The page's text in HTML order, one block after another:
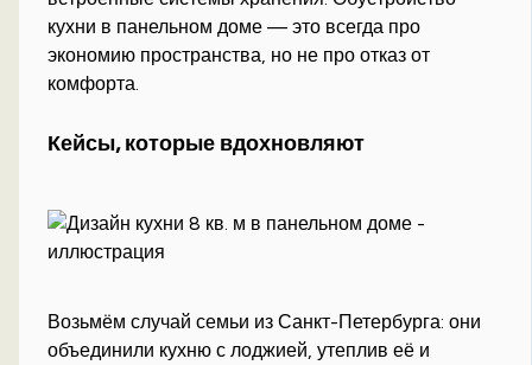
кухни в панельном доме — это всегда про
экономию пространства, но не про отказ от
комфорта.
Кейсы, которые вдохновляют
Возьмём случай семьи из Санкт-Петербурга: они
объединили кухню с лоджией, утеплив её и